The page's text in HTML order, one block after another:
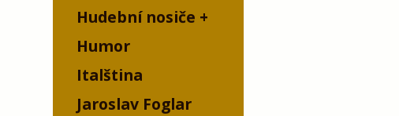
Hudební nosiče
Humor
Italština
Jaroslav Foglar